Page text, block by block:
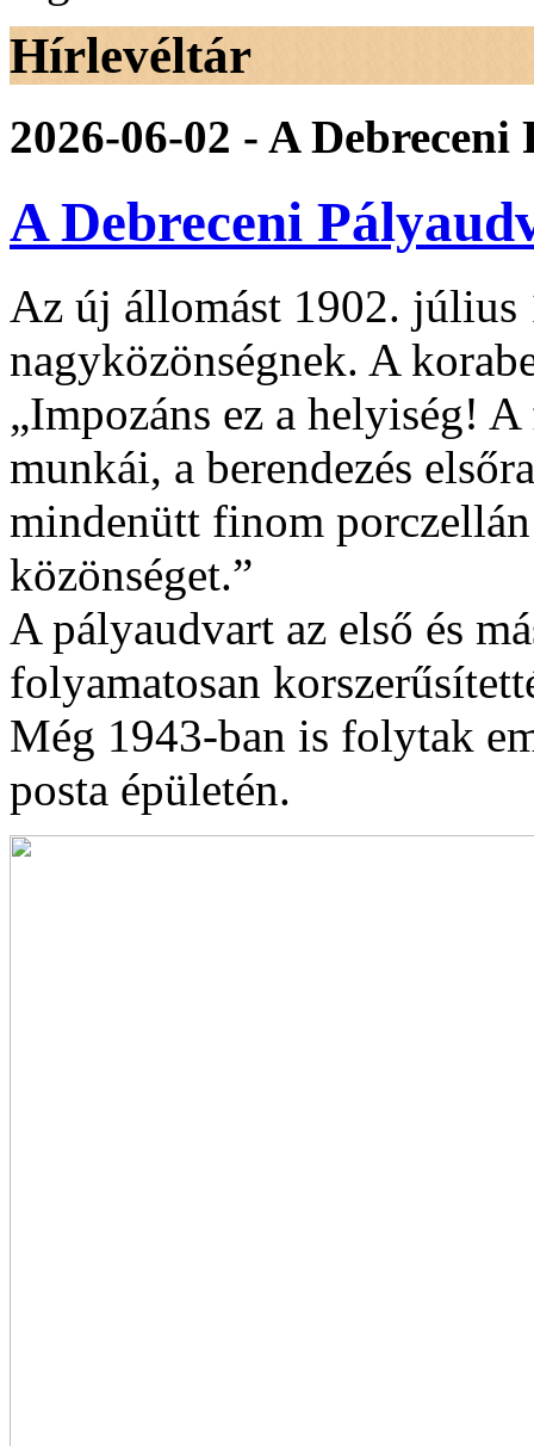
Hírlevéltár
2026-06-02 - A
A Debreceni
Az új állomást 1902. július
nagyközönségnek. A
„Impozáns ez a helyiség!
munkái, a berendezés
mindenütt finom
közönséget.”
A pályaudvart az első és
folyamatosan
Még 1943-ban is folytak
posta épületén.